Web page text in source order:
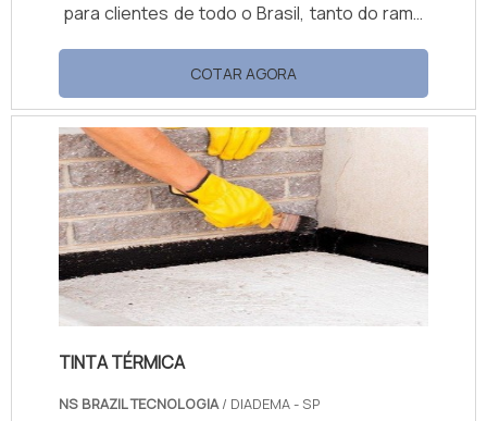
para clientes de todo o Brasil, tanto do ramo
apartamentos, casas e outros espaços
construídos ou reformados.VANTAGENS AO
UTILIZAR O MATERIALSeja em decoração,
seja na pintura industrial, a tinta de isolação
térmica é capaz de refletir até 75% de
radiação solar, o que redu...
COTAR AGORA
TINTA TÉRMICA
NS BRAZIL TECNOLOGIA/ DIADEMA - SP